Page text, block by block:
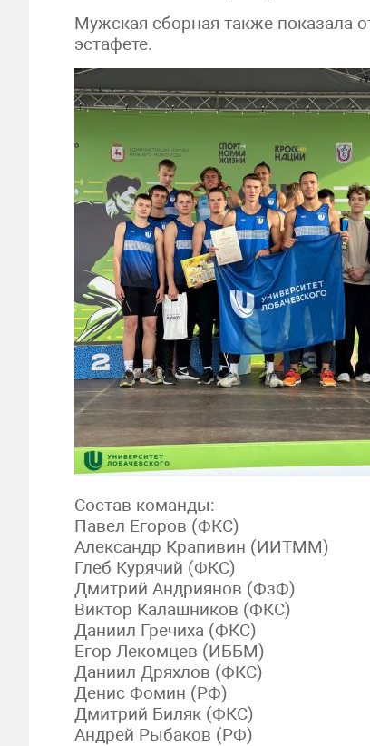
Мужская сборная также показала
эстафете.
Состав команды:
Павел Егоров (ФКС)
Александр Крапивин (ИИТММ)
Глеб Курячий (ФКС)
Дмитрий Андриянов (ФзФ)
Виктор Калашников (ФКС)
Даниил Гречиха (ФКС)
Егор Лекомцев (ИББМ)
Даниил Дряхлов (ФКС)
Денис Фомин (РФ)
Дмитрий Биляк (ФКС)
Андрей Рыбаков (РФ)